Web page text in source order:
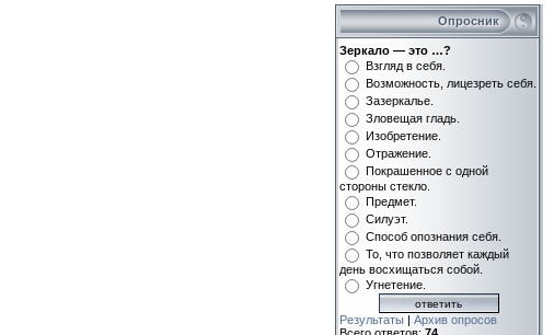
Опросник
Зеркало — это …?
Взгляд в себя.
Возможность, лицезреть себя.
Зазеркалье.
Зловещая гладь.
Изобретение.
Отражение.
Покрашенное с одной
стороны стекло.
Предмет.
Силуэт.
Способ опознания себя.
То, что позволяет каждый
день восхищаться собой.
Угнетение.
Результаты | Архив опросов